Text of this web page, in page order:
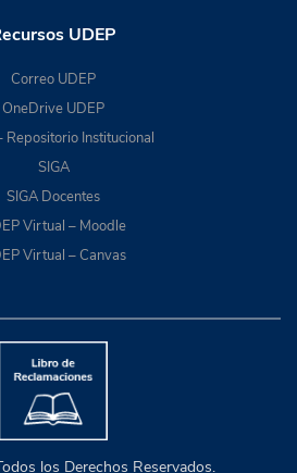
UDEP
Correo UDEP
OneDrive UDEP
Repositorio Institucional
SIGA
SIGA Docentes
Virtual – Moodle
Virtual – Canvas
los Derechos Reservados.